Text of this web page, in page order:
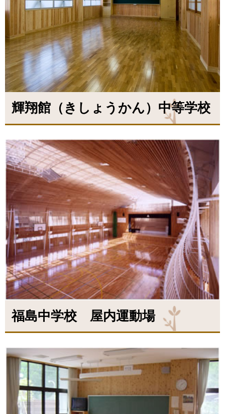
輝翔館（きしょうかん）中等学校
福島中学校 屋内運動場